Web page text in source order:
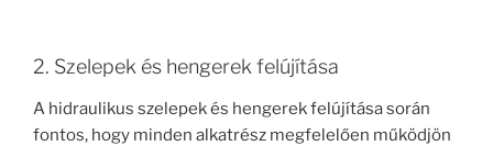
2. Szelepek és hengerek felújítása
A hidraulikus szelepek és hengerek felújítása során
fontos, hogy minden alkatrész megfelelően működjön